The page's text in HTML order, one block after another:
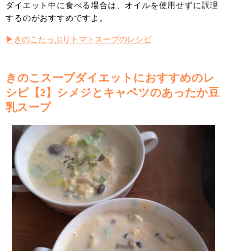
ダイエット中に食べる場合は、オイルを使用せずに調理
するのがおすすめですよ。
▶きのこたっぷりトマトスープのレシピ
きのこスープダイエットにおすすめのレ
シピ【2】シメジとキャベツのあったか豆
乳スープ